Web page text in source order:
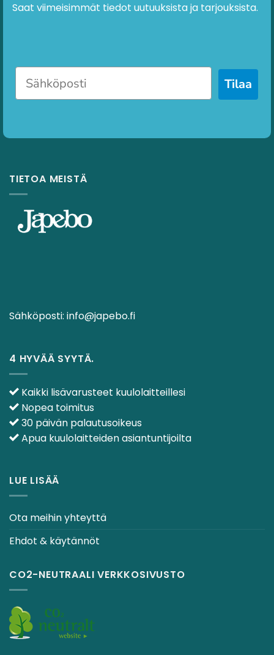
Saat viimeisimmät tiedot uutuuksista ja tarjouksista.
Tilaa
TIETOA MEISTÄ
Sähköposti: info@japebo.fi
4 HYVÄÄ SYYTÄ.
Kaikki lisävarusteet kuulolaitteillesi
Nopea toimitus
30 päivän palautusoikeus
Apua kuulolaitteiden asiantuntijoilta
LUE LISÄÄ
Ota meihin yhteyttä
Ehdot & käytännöt
CO2-NEUTRAALI VERKKOSIVUSTO